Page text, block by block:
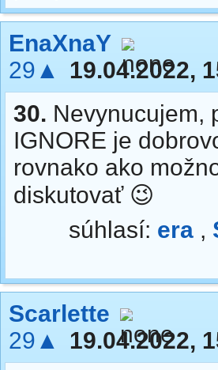
EnaXnaY
29▲
19.04.2022,
30. Nevynucujem,
IGNORE je
rovnako ako
diskutovať 😉
súhlasí: era ,
Scarlette
29▲
19.04.2022,